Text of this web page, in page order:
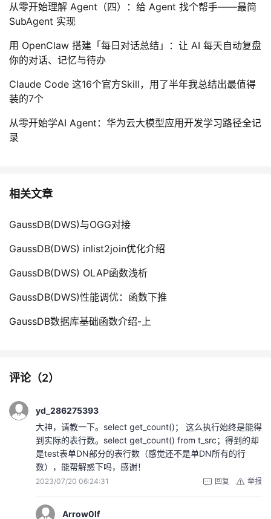
从零开始理解 Agent（四）：给 Agent 找个帮手——最简
SubAgent 实现
用 OpenClaw 搭建「每日对话总结」：让 AI 每天自动复盘
你的对话、记忆与待办
Claude Code 这16个官方Skill，用了半年我总结出最值得
装的7个
从零开始学AI Agent：华为云大模型应用开发学习路径全记
录
相关文章
GaussDB(DWS)与OGG对接
GaussDB(DWS) inlist2join优化介绍
GaussDB(DWS) OLAP函数浅析
GaussDB(DWS)性能调优：函数下推
GaussDB数据库基础函数介绍-上
评论（2）
yd_286275393
大神，请教一下。select get_count()； 这么执行始终是能得
到实际的表行数。select get_count() from t_src；得到的却
是test表单DN部分的表行数（感觉还不是单DN所有的行
数），能帮解惑下吗，感谢！
2023/07/20 06:24:31 举报
回复
Arrow0lf